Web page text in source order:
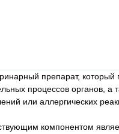
препарат,
процессов органов, а
или аллергических
компонентом